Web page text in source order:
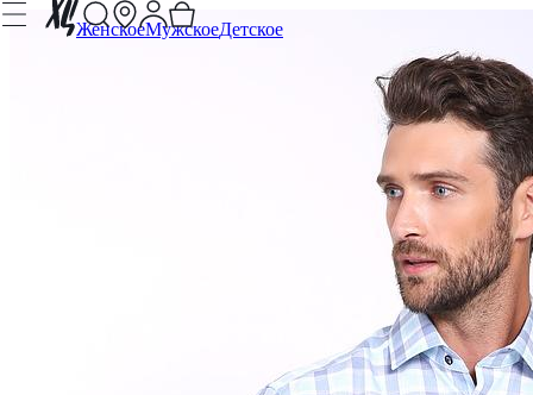
ЖенскоеМужскоеДетское